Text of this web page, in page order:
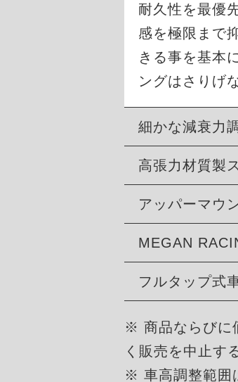
耐久性を最優
感を極限まで
きる事を基本
ングはさりげ
細かな減衰力
高張力材質製
アッパーマウ
MEGAN
フルタップ式
※ 商品ならびに
く販売を中止す
※ 車高調整範囲